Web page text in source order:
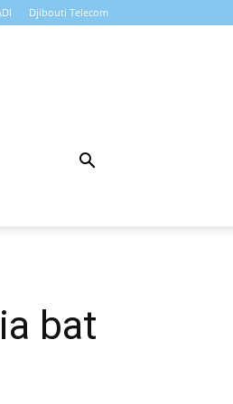
Djibouti Telecom
bat